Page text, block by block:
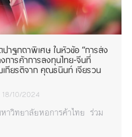
าฐกถาพิเศษ ในหัวข้อ “การส่ง
การค้าการลงทุนไทย-จีนที่
เกียรติจาก คุณธนินท์ เจียรวน
18/10/2024
าวิทยาลัยหอการค้าไทย ร่วม